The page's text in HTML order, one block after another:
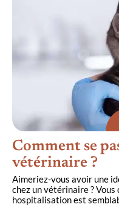
Comment se
vétérinaire ?
Aimeriez-vous avoir une
chez un vétérinaire ?
hospitalisation est